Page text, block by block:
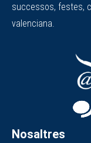
successos, festes,
valenciana.
Nosaltres